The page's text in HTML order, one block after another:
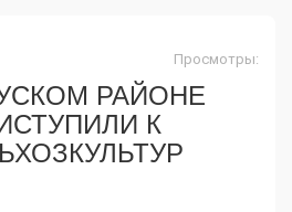
Просмотры:
РАЙОНЕ
К